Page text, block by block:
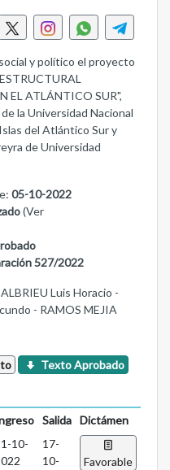
y político el proyecto
EL ATLÁNTICO SUR",
la Universidad Nacional
del Atlántico Sur y
de Universidad
05-10-2022
(Ver
527/2022
Luis Horacio -
- RAMOS MEJIA
Texto Aprobado
Salida
Dictámen
10-
17-
10-
Favorable